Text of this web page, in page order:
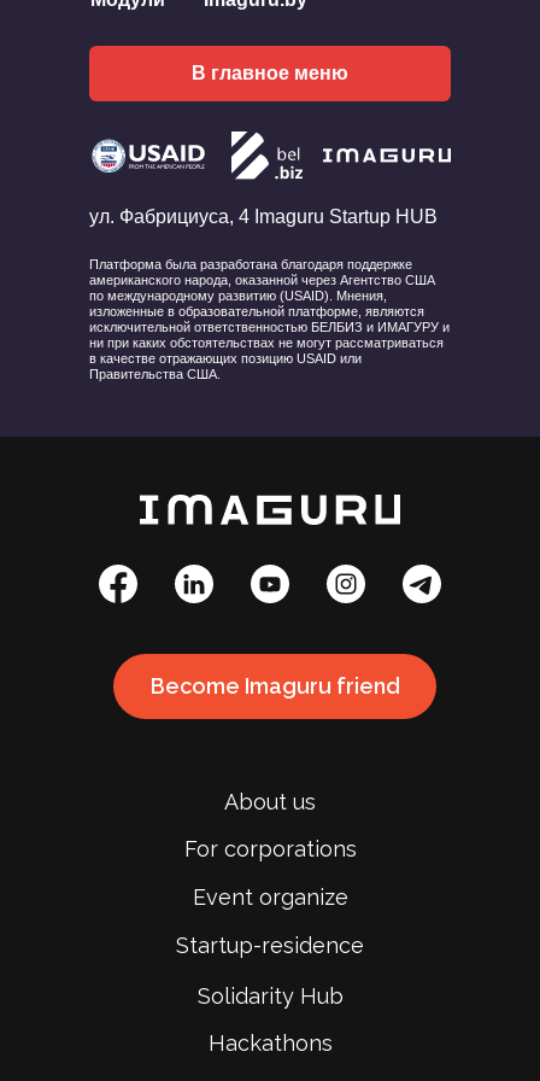
ул. Фабрициуса, 4 Imaguru Startup HUB
Платформа была разработана благодаря поддержке
американского народа, оказанной через Агентство США
по международному развитию (USAID). Мнения,
изложенные в образовательной платформе, являются
исключительной ответственностью БЕЛБИЗ и ИМАГУРУ и
ни при каких обстоятельствах не могут рассматриваться
в качестве отражающих позицию USAID или
Правительства США.
В главное меню
About us
For corporations
Event organize
Startup-residence
Solidarity Hub
Hackathons
Become Imaguru friend